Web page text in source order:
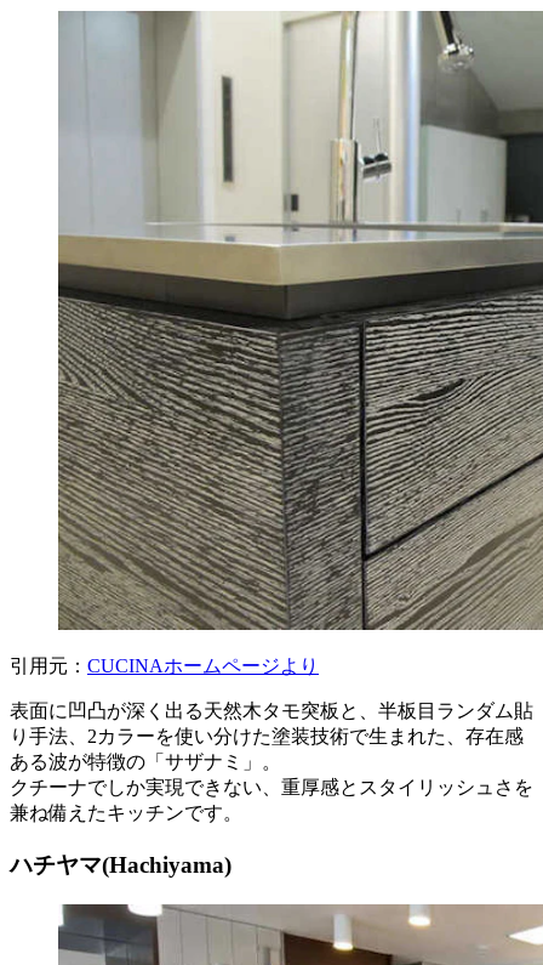
引用元： CUCINAホームページより
表面に凹凸が深く出る天然木タモ突板と、半板目ランダム貼
り手法、2カラーを使い分けた塗装技術で生まれた、存在感
ある波が特徴の「サザナミ」。
クチーナでしか実現できない、重厚感とスタイリッシュさを
兼ね備えたキッチンです。
ハチヤマ(Hachiyama)